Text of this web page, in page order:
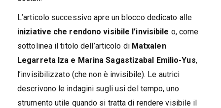
L’articolo successivo apre un blocco dedicato alle
iniziative che rendono visibile l’invisibile o, come
sottolinea il titolo dell’articolo di Matxalen
Legarreta Iza e Marina Sagastizabal Emilio-Yus,
l’invisibilizzato (che non è invisibile). Le autrici
descrivono le indagini sugli usi del tempo, uno
strumento utile quando si tratta di rendere visibile il